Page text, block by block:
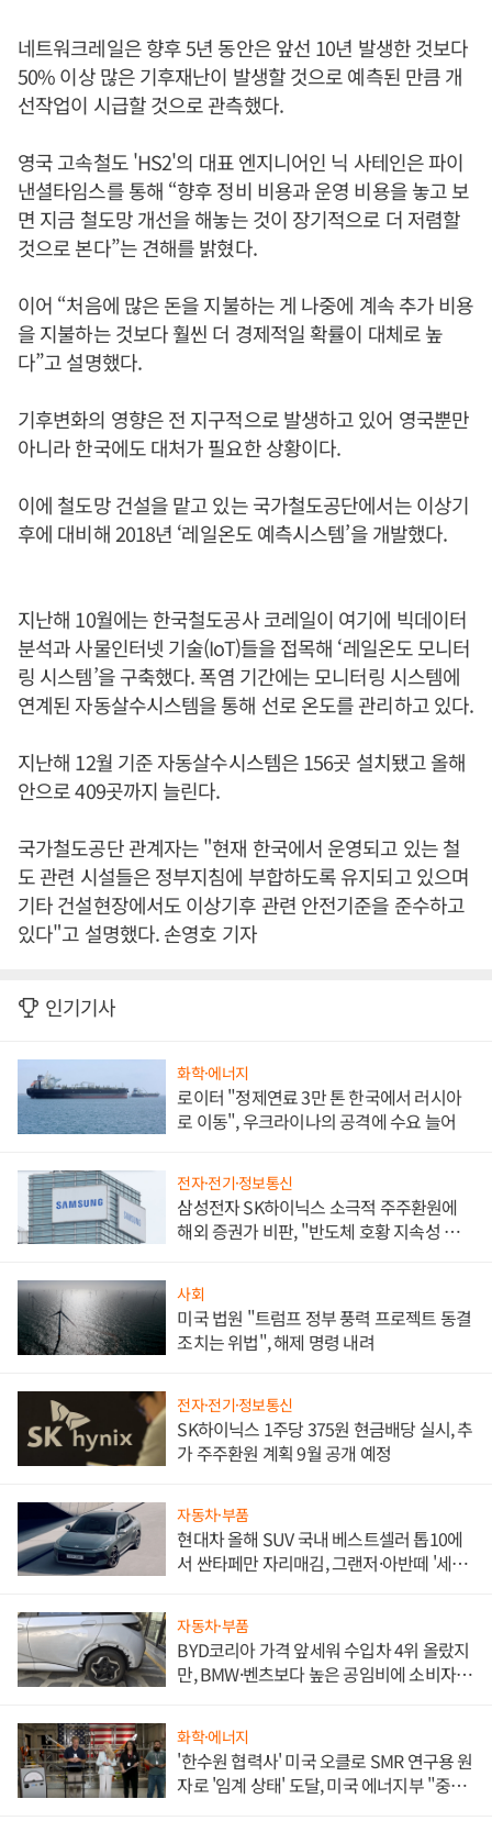
네트워크레일은 향후 5년 동안은 앞선 10년 발생한 것보다
50% 이상 많은 기후재난이 발생할 것으로 예측된 만큼 개
선작업이 시급할 것으로 관측했다.
영국 고속철도 'HS2'의 대표 엔지니어인 닉 사테인은 파이
낸셜타임스를 통해 “향후 정비 비용과 운영 비용을 놓고 보
면 지금 철도망 개선을 해놓는 것이 장기적으로 더 저렴할
것으로 본다”는 견해를 밝혔다.
이어 “처음에 많은 돈을 지불하는 게 나중에 계속 추가 비용
을 지불하는 것보다 훨씬 더 경제적일 확률이 대체로 높
다”고 설명했다.
기후변화의 영향은 전 지구적으로 발생하고 있어 영국뿐만
아니라 한국에도 대처가 필요한 상황이다.
이에 철도망 건설을 맡고 있는 국가철도공단에서는 이상기
후에 대비해 2018년 ‘레일온도 예측시스템’을 개발했다.
지난해 10월에는 한국철도공사 코레일이 여기에 빅데이터
분석과 사물인터넷 기술(IoT)들을 접목해 ‘레일온도 모니터
링 시스템’을 구축했다. 폭염 기간에는 모니터링 시스템에
연계된 자동살수시스템을 통해 선로 온도를 관리하고 있다.
지난해 12월 기준 자동살수시스템은 156곳 설치됐고 올해
안으로 409곳까지 늘린다.
국가철도공단 관계자는 "현재 한국에서 운영되고 있는 철
도 관련 시설들은 정부지침에 부합하도록 유지되고 있으며
기타 건설현장에서도 이상기후 관련 안전기준을 준수하고
있다"고 설명했다. 손영호 기자
인기기사
화학·에너지
로이터 "정제연료 3만 톤 한국에서 러시아
로 이동", 우크라이나의 공격에 수요 늘어
전자·전기·정보통신
삼성전자 SK하이닉스 소극적 주주환원에
해외 증권가 비판, "반도체 호황 지속성 의
사회
미국 법원 "트럼프 정부 풍력 프로젝트 동결
조치는 위법", 해제 명령 내려
전자·전기·정보통신
SK하이닉스 1주당 375원 현금배당 실시, 추
가 주주환원 계획 9월 공개 예정
자동차·부품
현대차 올해 SUV 국내 베스트셀러 톱10에
서 싼타페만 자리매김, 그랜저·아반떼 '세단
자동차·부품
BYD코리아 가격 앞세워 수입차 4위 올랐지
만, BMW·벤츠보다 높은 공임비에 소비자
화학·에너지
'한수원 협력사' 미국 오클로 SMR 연구용 원
자로 '임계 상태' 도달, 미국 에너지부 "중요